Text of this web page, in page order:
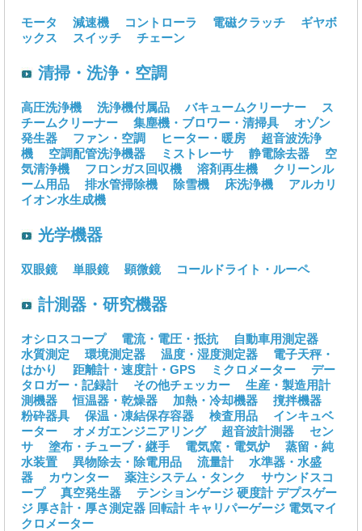
モータ 減速機 コントローラ 電磁クラッチ
ギヤボ
ックス
スイッチ チェーン
清掃・洗浄・空調
高圧洗浄機 洗浄機付属品 バキュームクリーナー
ス
チームクリーナー
集塵機・ブロワー・清掃具
オゾン
発生器
ファン・空調 ヒーター・暖房
超音波洗浄
機
空調配管洗浄機器 ミストレーサ 静電除去器
空
気清浄機
フロンガス回収機 溶剤再生機
クリーンル
ーム用品
排水管掃除機 除雪機 床洗浄機
アルカリ
イオン水生成機
光学機器
双眼鏡 単眼鏡 顕微鏡 コールドライト・ルーペ
計測器・研究機器
オシロスコープ 電流・電圧・抵抗
自動車用測定器
水質測定
環境測定器 温度・湿度測定器
電子天秤・
はかり
距離計・速度計・GPS ミクロメーター
デー
タロガー・記録計
その他チェッカー
生産・製造用計
測機器
恒温器・乾燥器 加熱・冷却機器
撹拌機器
粉砕器具
保温・凍結保存容器 検査用品
インキュベ
ーター
オメガエンジニアリング 超音波計測器
セン
サ
塗布・チューブ・継手 電気窯・電気炉
蒸留・純
水装置
異物除去・除電用品 流量計
水準器・水盛
器
カウンター 薬注システム・タンク
サウンドスコ
ープ
真空発生器 テンションゲージ 硬度計 デプスゲー
ジ 厚さ計・厚さ測定器 回転計 キャリパーゲージ 電気マイ
クロメーター